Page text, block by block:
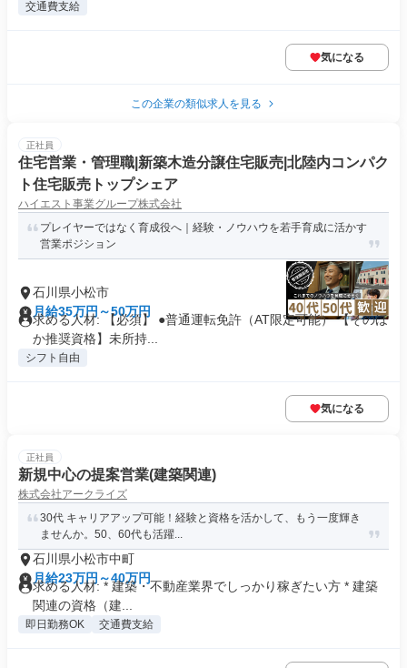
交通費支給
気になる
この企業の類似求人を見る
正社員
住宅営業・管理職|新築木造分譲住宅販売|北陸内コンパク
ト住宅販売トップシェア
ハイエスト事業グループ株式会社
プレイヤーではなく育成役へ｜経験・ノウハウを若手育成に活かす
営業ポジション
石川県小松市
月給35万円～50万円
求める人材: 【必須】 ●普通運転免許（AT限定可能） 【そのほ
か推奨資格】未所持...
シフト自由
気になる
正社員
新規中心の提案営業(建築関連)
株式会社アークライズ
30代 キャリアアップ可能！経験と資格を活かして、もう一度輝き
ませんか。50、60代も活躍...
石川県小松市中町
月給23万円～40万円
求める人材: * 建築・不動産業界でしっかり稼ぎたい方 * 建築
関連の資格（建...
即日勤務OK 交通費支給